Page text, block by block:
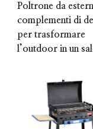
Poltrone da
complementi di
per trasformare
l’outdoor in un